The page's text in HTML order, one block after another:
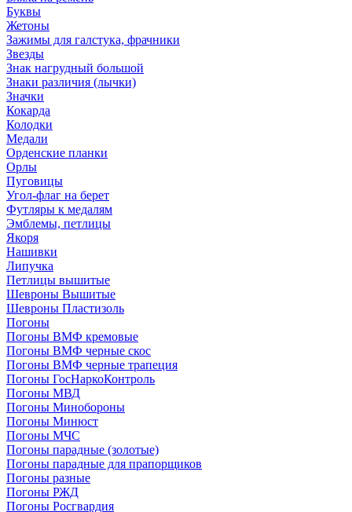
Буквы
Жетоны
Зажимы для галстука, фрачники
Звезды
Знак нагрудный большой
Знаки различия (лычки)
Значки
Кокарда
Колодки
Медали
Орденские планки
Орлы
Пуговицы
Угол-флаг на берет
Футляры к медалям
Эмблемы, петлицы
Якоря
Нашивки
Липучка
Петлицы вышитые
Шевроны Вышитые
Шевроны Пластизоль
Погоны
Погоны ВМФ кремовые
Погоны ВМФ черные скос
Погоны ВМФ черные трапеция
Погоны ГосНаркоКонтроль
Погоны МВД
Погоны Минобороны
Погоны Минюст
Погоны МЧС
Погоны парадные (золотые)
Погоны парадные для прапорщиков
Погоны разные
Погоны РЖД
Погоны Росгвардия